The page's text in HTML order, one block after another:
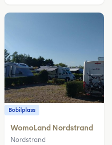
Bobilplass
WomoLand Nordstrand
Nordstrand